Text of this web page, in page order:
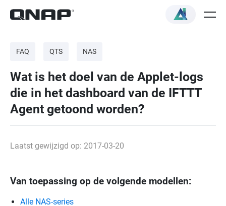
FAQ QTS NAS
Wat is het doel van de Applet-logs
die in het dashboard van de IFTTT
Agent getoond worden?
Laatst gewijzigd op: 2017-03-20
Van toepassing op de volgende modellen:
Alle NAS-series